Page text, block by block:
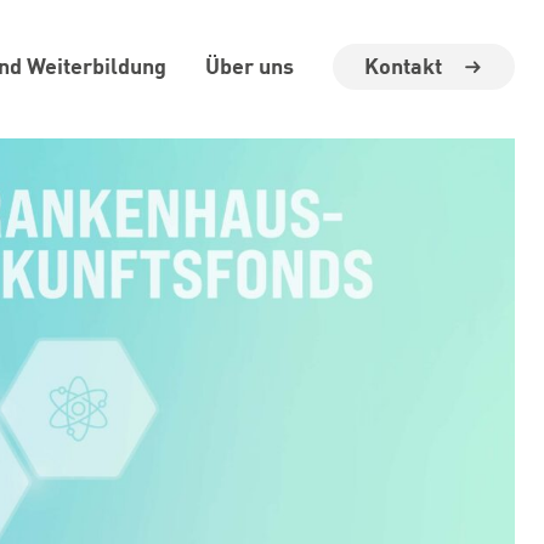
Weiterbildung Über uns Kontakt